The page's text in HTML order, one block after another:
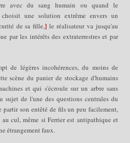
avec du sang humain ou quand le
une solution extrême envers un
de sa fille,] le réalisateur va jusqu'au
par les intérêts des extraterrestres et par
de légères incohérences, du moins de
scène du panier de stockage d'humains
et qui s'écroule sur un arbre sans
sujet de l'une des questions centrales du
partir son entêté de fils un peu facilement,
cul, même si Ferrier est antipathique et
étrangement faux.